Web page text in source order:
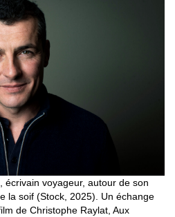
écrivain voyageur, autour de son
la soif (Stock, 2025). Un échange
de Christophe Raylat, Aux